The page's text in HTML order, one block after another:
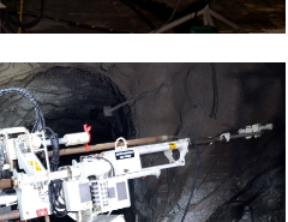
rod clamp, Leer más >>